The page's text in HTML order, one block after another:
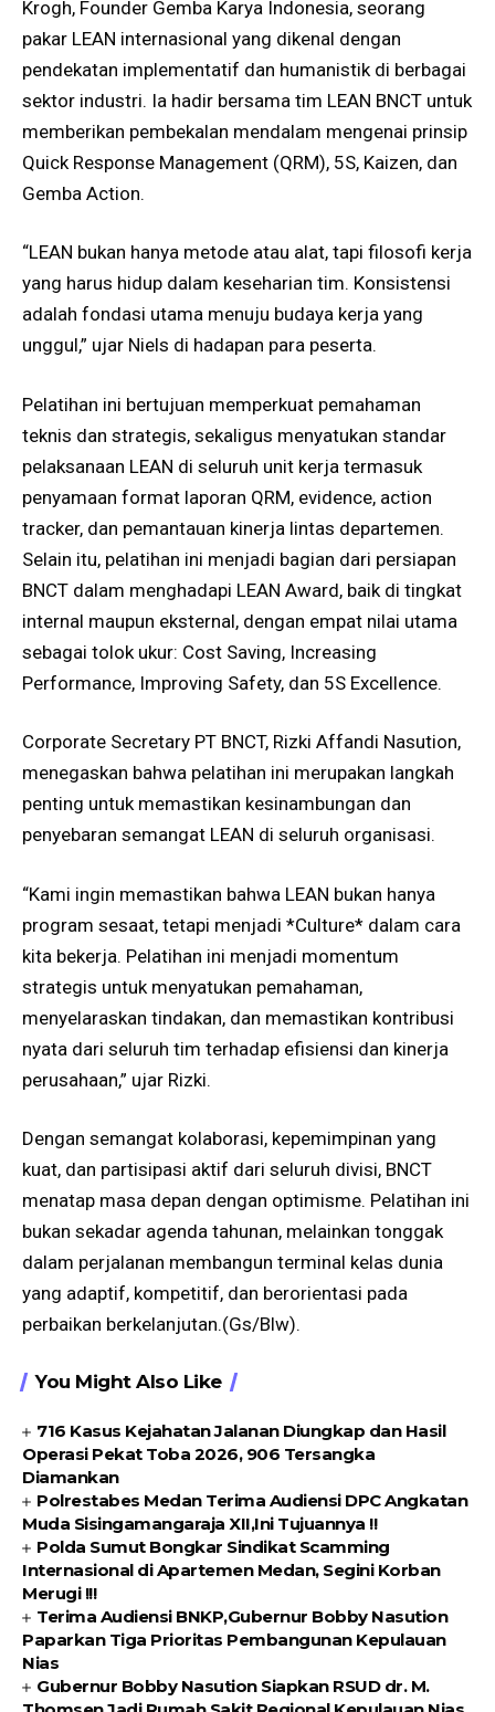
Krogh, Founder Gemba Karya Indonesia, seorang
pakar LEAN internasional yang dikenal dengan
pendekatan implementatif dan humanistik di berbagai
sektor industri. Ia hadir bersama tim LEAN BNCT untuk
memberikan pembekalan mendalam mengenai prinsip
Quick Response Management (QRM), 5S, Kaizen, dan
Gemba Action.
“LEAN bukan hanya metode atau alat, tapi filosofi kerja
yang harus hidup dalam keseharian tim. Konsistensi
adalah fondasi utama menuju budaya kerja yang
unggul,” ujar Niels di hadapan para peserta.
Pelatihan ini bertujuan memperkuat pemahaman
teknis dan strategis, sekaligus menyatukan standar
pelaksanaan LEAN di seluruh unit kerja termasuk
penyamaan format laporan QRM, evidence, action
tracker, dan pemantauan kinerja lintas departemen.
Selain itu, pelatihan ini menjadi bagian dari persiapan
BNCT dalam menghadapi LEAN Award, baik di tingkat
internal maupun eksternal, dengan empat nilai utama
sebagai tolok ukur: Cost Saving, Increasing
Performance, Improving Safety, dan 5S Excellence.
Corporate Secretary PT BNCT, Rizki Affandi Nasution,
menegaskan bahwa pelatihan ini merupakan langkah
penting untuk memastikan kesinambungan dan
penyebaran semangat LEAN di seluruh organisasi.
“Kami ingin memastikan bahwa LEAN bukan hanya
program sesaat, tetapi menjadi *Culture* dalam cara
kita bekerja. Pelatihan ini menjadi momentum
strategis untuk menyatukan pemahaman,
menyelaraskan tindakan, dan memastikan kontribusi
nyata dari seluruh tim terhadap efisiensi dan kinerja
perusahaan,” ujar Rizki.
Dengan semangat kolaborasi, kepemimpinan yang
kuat, dan partisipasi aktif dari seluruh divisi, BNCT
menatap masa depan dengan optimisme. Pelatihan ini
bukan sekadar agenda tahunan, melainkan tonggak
dalam perjalanan membangun terminal kelas dunia
yang adaptif, kompetitif, dan berorientasi pada
perbaikan berkelanjutan.(Gs/Blw).
You Might Also Like
716 Kasus Kejahatan Jalanan Diungkap dan Hasil
Operasi Pekat Toba 2026, 906 Tersangka
Diamankan
Polrestabes Medan Terima Audiensi DPC Angkatan
Muda Sisingamangaraja XII,Ini Tujuannya !!
Polda Sumut Bongkar Sindikat Scamming
Internasional di Apartemen Medan, Segini Korban
Merugi !!!
Terima Audiensi BNKP,Gubernur Bobby Nasution
Paparkan Tiga Prioritas Pembangunan Kepulauan
Nias
Gubernur Bobby Nasution Siapkan RSUD dr. M.